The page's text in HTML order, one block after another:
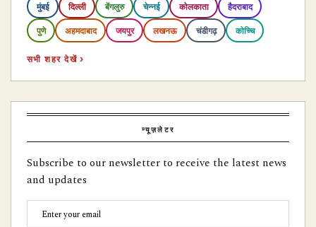
मुंबई दिल्ली बेंगलुरु चेन्नई कोलकाता हैदराबाद
पुणे अहमदाबाद जयपुर लखनऊ चंडीगढ़ कोच्चि
सभी शहर देखें ›
न्यूज़लेटर
Subscribe to our newsletter to receive the latest news
and updates